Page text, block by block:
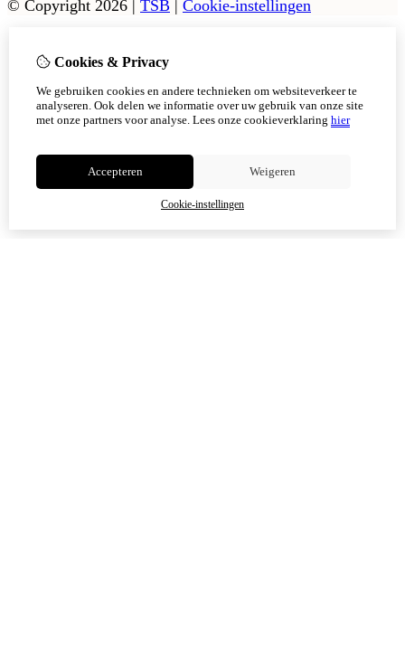
© Copyright 2026 | TSB | Cookie-instellingen
Cookies & Privacy
We gebruiken cookies en andere technieken om websiteverkeer te
analyseren. Ook delen we informatie over uw gebruik van onze site
met onze partners voor analyse. Lees onze cookieverklaring hier
Accepteren Weigeren
Cookie-instellingen
Vanaf 17 augustus zijn onze afhaalpunten in Tholen en
Scherpenisse weer geopend.
In Sint Philipsland kan er op afsppraak afgehaald worden.